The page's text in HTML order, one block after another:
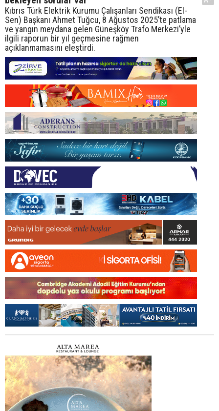
Kıbrıs Türk Elektrik Kurumu Çalışanları Sendikası (El-
Sen) Başkanı Ahmet Tuğcu, 8 Ağustos 2025’te patlama
ve yangın meydana gelen Güneşköy Trafo Merkezi’yle
ilgili raporun bir yıl geçmesine rağmen
açıklanmamasını eleştirdi.